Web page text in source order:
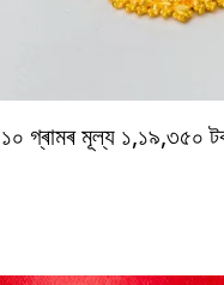
গ্ৰামৰ মূল্য ১,১৯,৩৫০